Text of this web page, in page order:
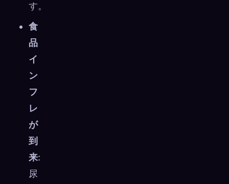
す。
食
品
イ
ン
フ
レ
が
到
来:
尿